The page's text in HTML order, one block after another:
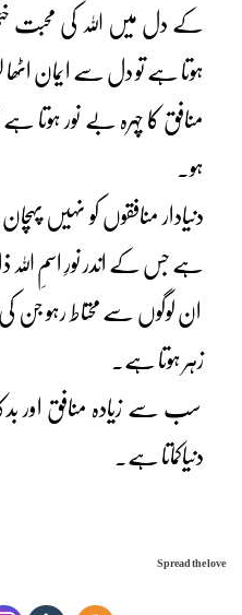
کے دل میں اللہ کی محبت
ہوتا ہے تو دل سے ایمان اٹھا
منافق کا چہرہ بے نور ہوتا
ہو۔
دنیادار منافقوں کو نہیں
ہے جس کے اندر نورِ اسمِ اللہ
ان لوگوں سے محتاط رہو جن
زہر ہوتا ہے۔
سب سے زیادہ منافق اور
دنیاکماتا ہے۔
Spread the love